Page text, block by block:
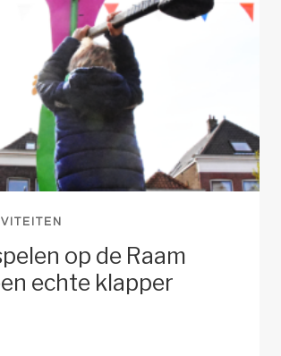
GEZOCHT
op de Raam
echte klapper